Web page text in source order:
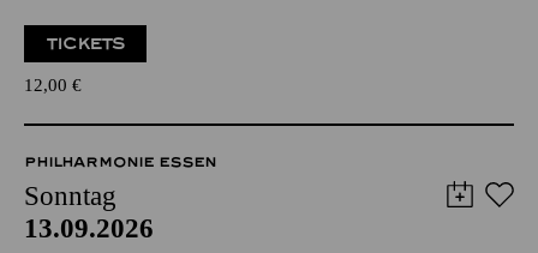
TICKETS
12,00 €
PHILHARMONIE ESSEN
Sonntag
13.09.2026